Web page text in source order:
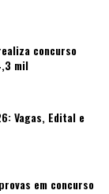
concurso
mil
Vagas, Edital e
em concurso